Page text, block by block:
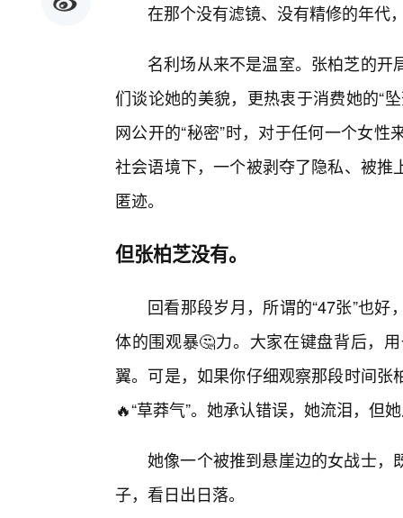
在那个没有滤镜、没有精修的年代
名利场从来不是温室。张柏芝的
们谈论她的美貌，更热衷于消费她的“
网公开的“秘密”时，对于任何一个女
社会语境下，一个被剥夺了隐私、被
匿迹。
但张柏芝没有。
回看那段岁月，所谓的“47张”也
体的围观暴🤔力。大家在键盘背后，
翼。可是，如果你仔细观察那段时间
🔥“草莽气”。她承认错误，她流泪，但
她像一个被推到悬崖边的女战士，
子，看日出日落。